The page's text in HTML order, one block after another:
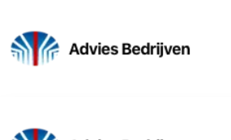
inhoud